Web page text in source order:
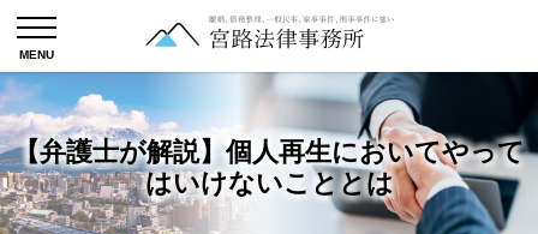
【弁護士が解説】個人再生においてやって
はいけないこととは